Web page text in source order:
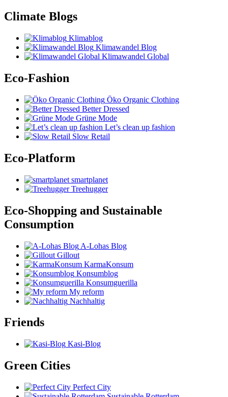
Climate Blogs
Klimablog
Klimawandel Blog
Klimawandel Global
Eco-Fashion
Öko Organic Clothing
Better Dressed
Grüne Mode
Let’s clean up fashion
Slow Retail
Eco-Platform
smartplanet
Treehugger
Eco-Shopping and Sustainable
Consumption
A-Lohas Blog
Gillout
KarmaKonsum
Konsumblog
Konsumguerilla
My reform
Nachhaltig
Friends
Kasi-Blog
Green Cities
Perfect City